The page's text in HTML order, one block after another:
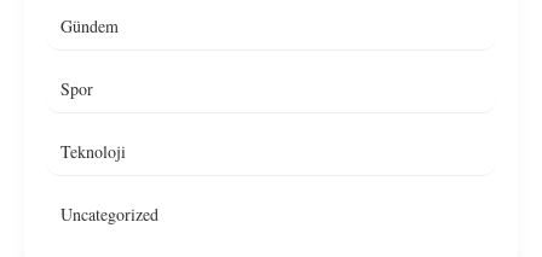
Gündem
Spor
Teknoloji
Uncategorized